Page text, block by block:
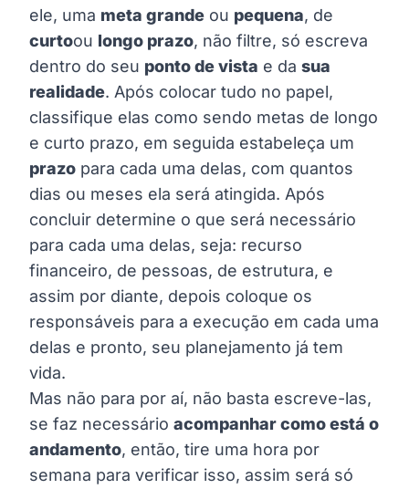
ele, uma meta grande ou pequena, de
curtoou longo prazo, não filtre, só escreva
dentro do seu ponto de vista e da sua
realidade. Após colocar tudo no papel,
classifique elas como sendo metas de longo
e curto prazo, em seguida estabeleça um
prazo para cada uma delas, com quantos
dias ou meses ela será atingida. Após
concluir determine o que será necessário
para cada uma delas, seja: recurso
financeiro, de pessoas, de estrutura, e
assim por diante, depois coloque os
responsáveis para a execução em cada uma
delas e pronto, seu planejamento já tem
vida.
Mas não para por aí, não basta escreve-las,
se faz necessário acompanhar como está o
andamento, então, tire uma hora por
semana para verificar isso, assim será só